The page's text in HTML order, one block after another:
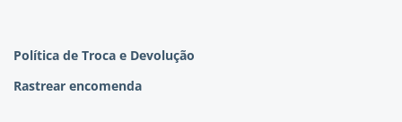
Política de Troca e Devolução
Rastrear encomenda